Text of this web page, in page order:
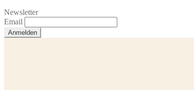
Newsletter
Email